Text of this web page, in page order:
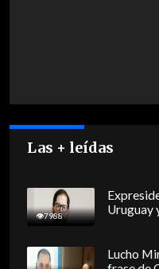
Las + leídas
7988
Uruguay
Lucho